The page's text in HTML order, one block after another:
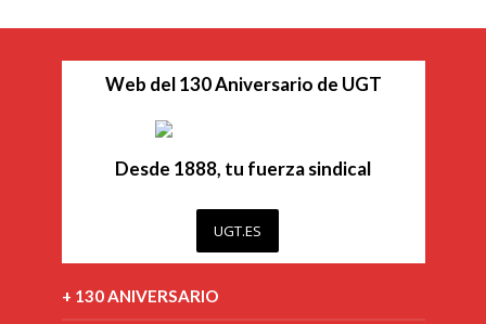
Web del 130 Aniversario de UGT
Desde 1888, tu fuerza sindical
UGT.ES
+ 130 ANIVERSARIO